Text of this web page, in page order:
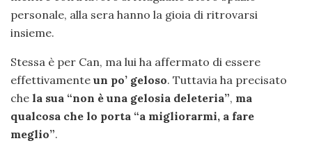
personale, alla sera hanno la gioia di ritrovarsi
insieme.
Stessa è per Can, ma lui ha affermato di essere
effettivamente un po’ geloso. Tuttavia ha precisato
che la sua “non è una gelosia deleteria”, ma
qualcosa che lo porta “a migliorarmi, a fare
meglio”.